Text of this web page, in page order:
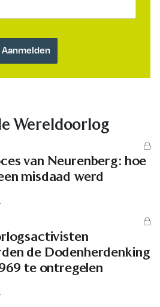
Wereldoorlog
van Neurenberg: hoe
misdaad werd
te ontregelen